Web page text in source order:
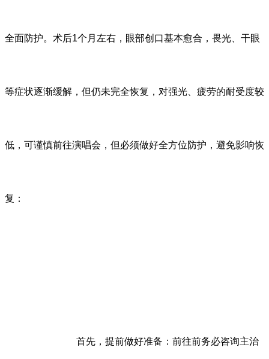
全面防护。术后1个月左右，眼部创口基本愈合，畏光、干眼
等症状逐渐缓解，但仍未完全恢复，对强光、疲劳的耐受度较
低，可谨慎前往演唱会，但必须做好全方位防护，避免影响恢
复：
首先，提前做好准备：前往前务必咨询主治